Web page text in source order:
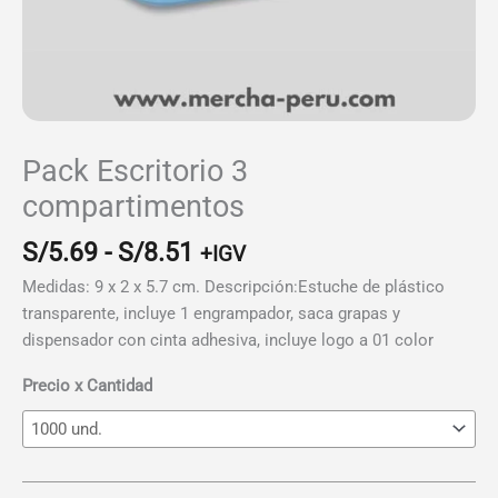
Pack Escritorio 3
compartimentos
S/5.69 - S/8.51 Rango
de
precios:
desde
S/5.69
S/8.51
+IGV
Medidas: 9 x 2 x 5.7 cm. Descripción:Estuche de plástico
transparente, incluye 1 engrampador, saca grapas y
dispensador con cinta adhesiva, incluye logo a 01 color
Precio x Cantidad